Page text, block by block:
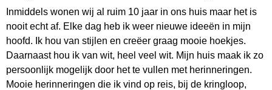
Inmiddels wonen wij al ruim 10 jaar in ons huis maar het is
nooit echt af. Elke dag heb ik weer nieuwe ideeën in mijn
hoofd. Ik hou van stijlen en creëer graag mooie hoekjes.
Daarnaast hou ik van wit, heel veel wit. Mijn huis maak ik zo
persoonlijk mogelijk door het te vullen met herinneringen.
Mooie herinneringen die ik vind op reis, bij de kringloop,